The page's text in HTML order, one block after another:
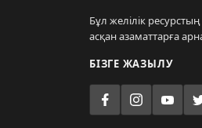
Бұл желілік
асқан азаматтарға
БІЗГЕ ЖАЗЫЛУ